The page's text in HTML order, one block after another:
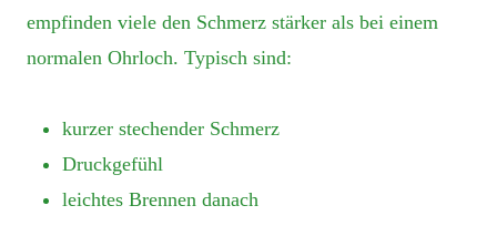
empfinden viele den Schmerz stärker als bei einem
normalen Ohrloch. Typisch sind:
kurzer stechender Schmerz
Druckgefühl
leichtes Brennen danach